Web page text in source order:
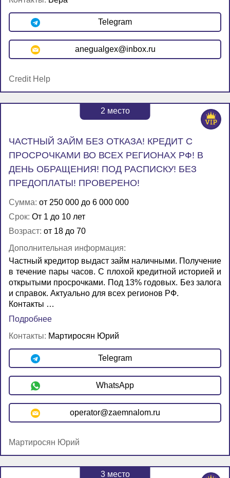
Telegram
anegualgex@inbox.ru
Credit Help
2 место
ЧАСТНЫЙ ЗАЙМ БЕЗ ОТКАЗА! КРЕДИТ С
ПРОСРОЧКАМИ ВО ВСЕХ РЕГИОНАХ РФ! В
ДЕНЬ ОБРАЩЕНИЯ! ПОД РАСПИСКУ! БЕЗ
ПРЕДОПЛАТЫ! ПРОВЕРЕНО!
Сумма: от 250 000 до 6 000 000
Срок: От 1 до 10 лет
Возраст: от 18 до 70
Дополнительная информация:
Частный кредитор выдаст займ наличными. Получение
в течение пары часов. С плохой кредитной историей и
открытыми просрочками. Под 13% годовых. Без залога
и справок. Актуально для всех регионов РФ.
Контакты …
Подробнее
Контакты: Мартиросян Юрий
Telegram
WhatsApp
operator@zaemnalom.ru
Мартиросян Юрий
3место